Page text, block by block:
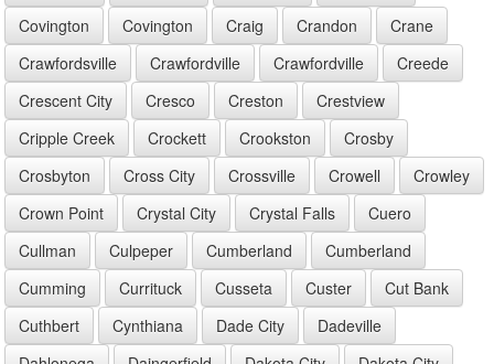
Covington
Covington Craig Crandon
Crane
Crawfordsville
Crawfordville Crawfordville
Creede
Crescent City
Cresco Creston
Crestview
Cripple Creek
Crockett Crookston
Crosby
Crosbyton
Cross City Crossville Crowell
Crowley
Crown Point
Crystal City Crystal Falls
Cuero
Cullman
Culpeper Cumberland
Cumberland
Cumming
Currituck Cusseta Custer
Cut Bank
Cuthbert
Cynthiana Dade City
Dadeville